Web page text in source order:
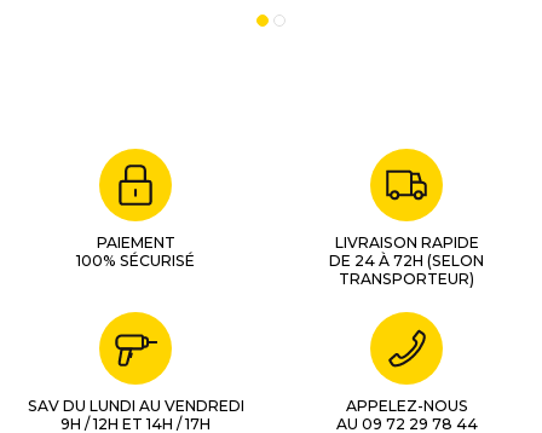
PAIEMENT
100% SÉCURISÉ
LIVRAISON RAPIDE
DE 24 À 72H (SELON
TRANSPORTEUR)
SAV DU LUNDI AU VENDREDI
9H / 12H ET 14H / 17H
APPELEZ-NOUS
AU 09 72 29 78 44